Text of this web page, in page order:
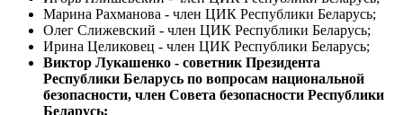
Марина Рахманова - член ЦИК Республики Беларусь;
Олег Слижевский - член ЦИК Республики Беларусь;
Ирина Целиковец - член ЦИК Республики Беларусь;
Виктор Лукашенко - советник Президента
Республики Беларусь по вопросам национальной
безопасности, член Совета безопасности Республики
Беларусь;